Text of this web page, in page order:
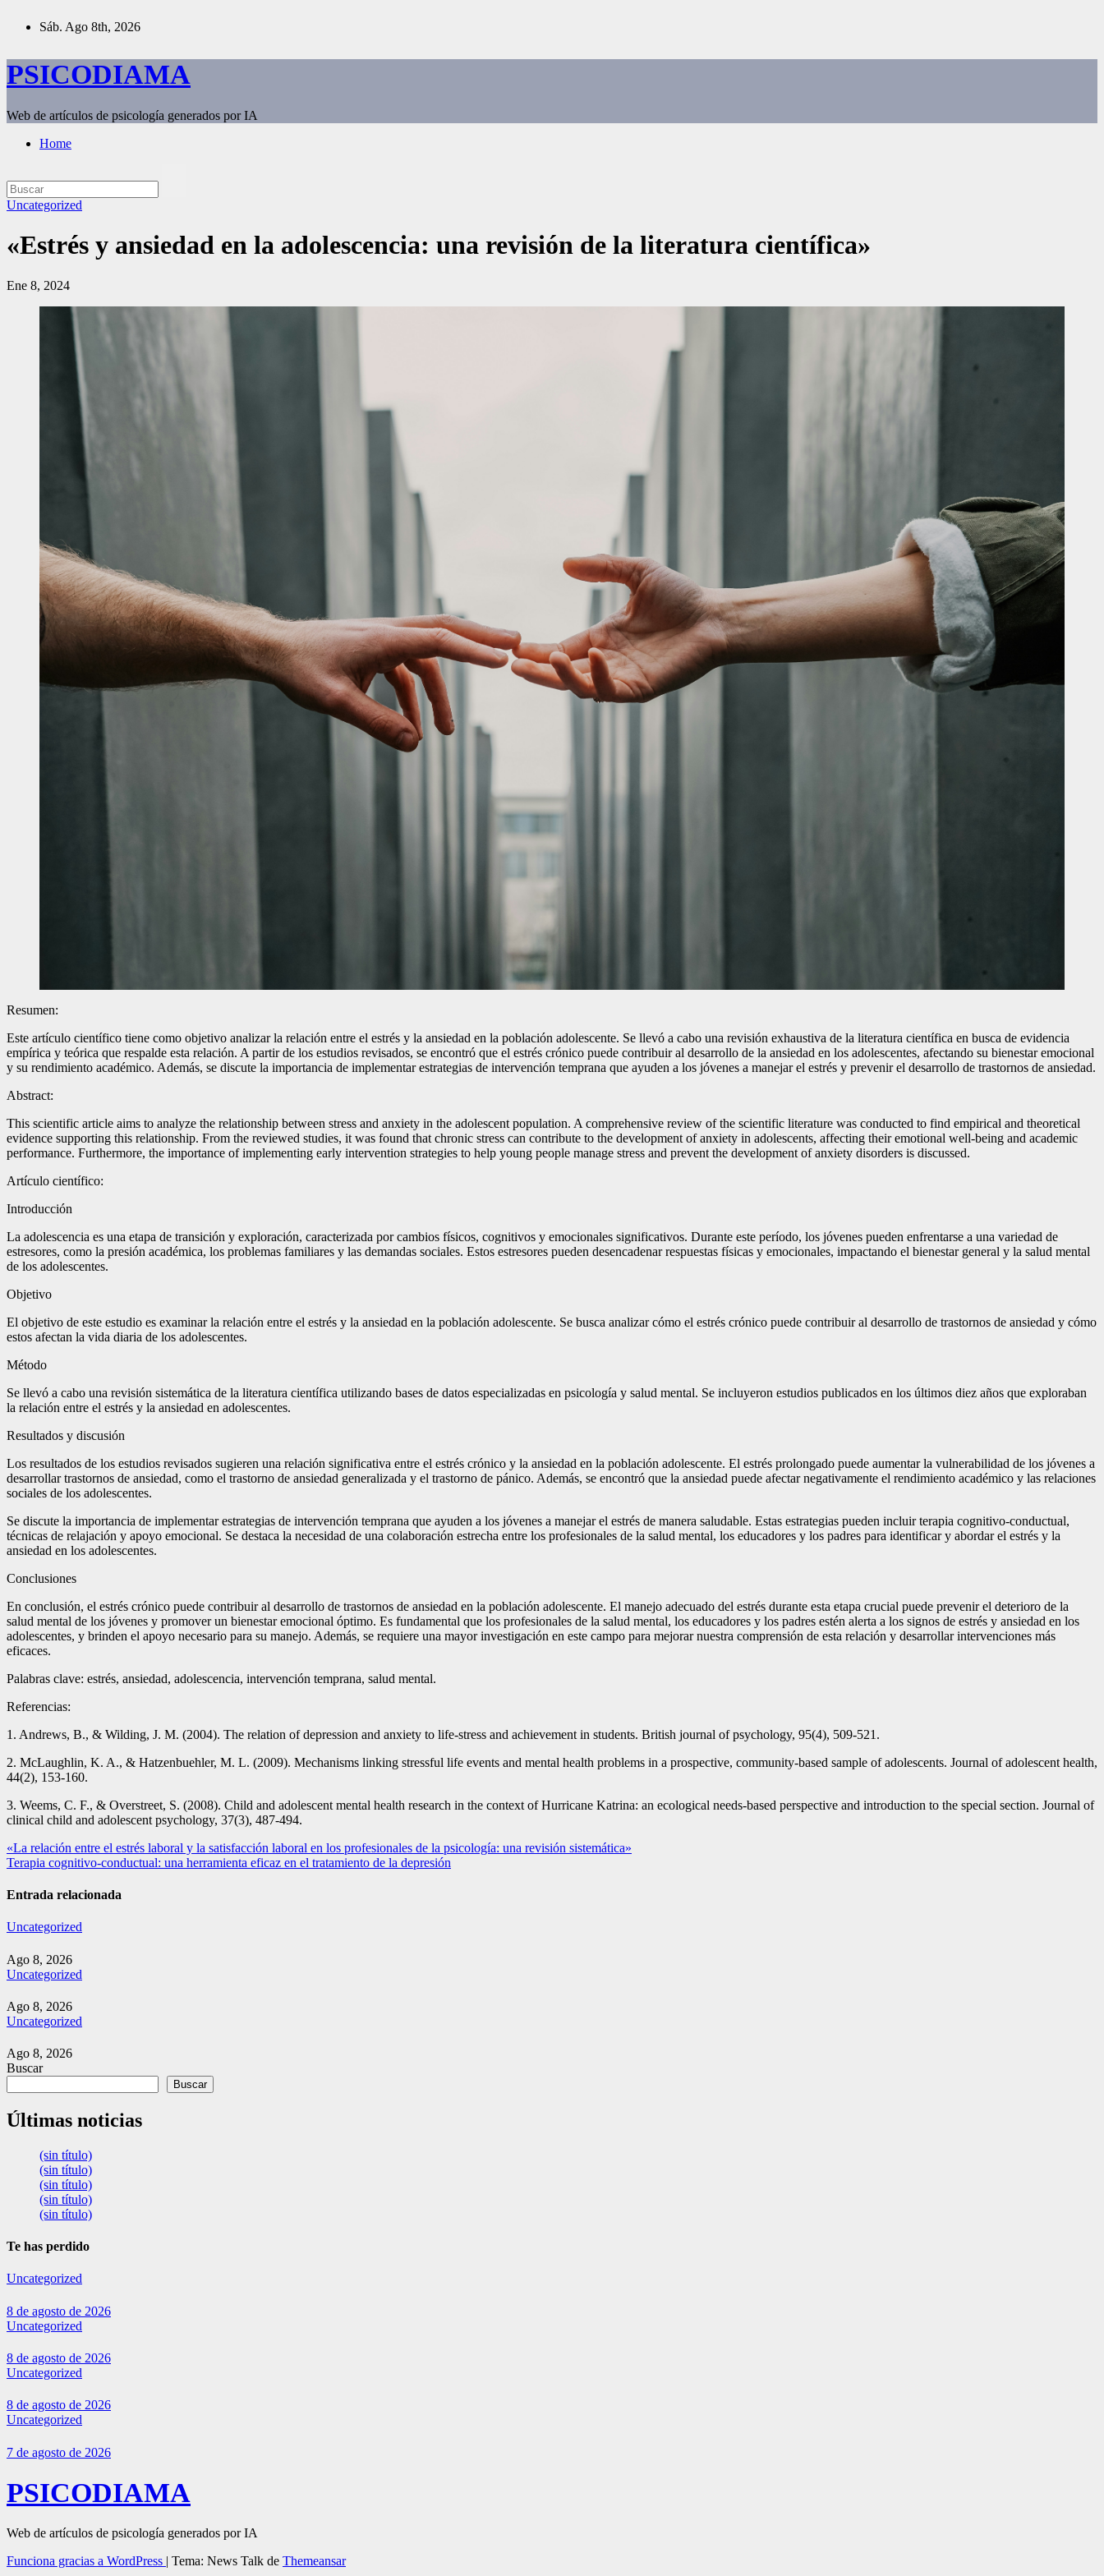
Sáb. Ago 8th, 2026
PSICODIAMA
Web de artículos de psicología generados por IA
Home
Uncategorized
«Estrés y ansiedad en la adolescencia: una revisión de la literatura científica»
Ene 8, 2024
Resumen:
Este artículo científico tiene como objetivo analizar la relación entre el estrés y la ansiedad en la población adolescente. Se llevó a cabo una revisión exhaustiva de la literatura científica en busca de evidencia
empírica y teórica que respalde esta relación. A partir de los estudios revisados, se encontró que el estrés crónico puede contribuir al desarrollo de la ansiedad en los adolescentes, afectando su bienestar emocional
y su rendimiento académico. Además, se discute la importancia de implementar estrategias de intervención temprana que ayuden a los jóvenes a manejar el estrés y prevenir el desarrollo de trastornos de ansiedad.
Abstract:
This scientific article aims to analyze the relationship between stress and anxiety in the adolescent population. A comprehensive review of the scientific literature was conducted to find empirical and theoretical
evidence supporting this relationship. From the reviewed studies, it was found that chronic stress can contribute to the development of anxiety in adolescents, affecting their emotional well-being and academic
performance. Furthermore, the importance of implementing early intervention strategies to help young people manage stress and prevent the development of anxiety disorders is discussed.
Artículo científico:
Introducción
La adolescencia es una etapa de transición y exploración, caracterizada por cambios físicos, cognitivos y emocionales significativos. Durante este período, los jóvenes pueden enfrentarse a una variedad de
estresores, como la presión académica, los problemas familiares y las demandas sociales. Estos estresores pueden desencadenar respuestas físicas y emocionales, impactando el bienestar general y la salud mental
de los adolescentes.
Objetivo
El objetivo de este estudio es examinar la relación entre el estrés y la ansiedad en la población adolescente. Se busca analizar cómo el estrés crónico puede contribuir al desarrollo de trastornos de ansiedad y cómo
estos afectan la vida diaria de los adolescentes.
Método
Se llevó a cabo una revisión sistemática de la literatura científica utilizando bases de datos especializadas en psicología y salud mental. Se incluyeron estudios publicados en los últimos diez años que exploraban
la relación entre el estrés y la ansiedad en adolescentes.
Resultados y discusión
Los resultados de los estudios revisados sugieren una relación significativa entre el estrés crónico y la ansiedad en la población adolescente. El estrés prolongado puede aumentar la vulnerabilidad de los jóvenes a
desarrollar trastornos de ansiedad, como el trastorno de ansiedad generalizada y el trastorno de pánico. Además, se encontró que la ansiedad puede afectar negativamente el rendimiento académico y las relaciones
sociales de los adolescentes.
Se discute la importancia de implementar estrategias de intervención temprana que ayuden a los jóvenes a manejar el estrés de manera saludable. Estas estrategias pueden incluir terapia cognitivo-conductual,
técnicas de relajación y apoyo emocional. Se destaca la necesidad de una colaboración estrecha entre los profesionales de la salud mental, los educadores y los padres para identificar y abordar el estrés y la
ansiedad en los adolescentes.
Conclusiones
En conclusión, el estrés crónico puede contribuir al desarrollo de trastornos de ansiedad en la población adolescente. El manejo adecuado del estrés durante esta etapa crucial puede prevenir el deterioro de la
salud mental de los jóvenes y promover un bienestar emocional óptimo. Es fundamental que los profesionales de la salud mental, los educadores y los padres estén alerta a los signos de estrés y ansiedad en los
adolescentes, y brinden el apoyo necesario para su manejo. Además, se requiere una mayor investigación en este campo para mejorar nuestra comprensión de esta relación y desarrollar intervenciones más
eficaces.
Palabras clave: estrés, ansiedad, adolescencia, intervención temprana, salud mental.
Referencias:
1. Andrews, B., & Wilding, J. M. (2004). The relation of depression and anxiety to life‐stress and achievement in students. British journal of psychology, 95(4), 509-521.
2. McLaughlin, K. A., & Hatzenbuehler, M. L. (2009). Mechanisms linking stressful life events and mental health problems in a prospective, community-based sample of adolescents. Journal of adolescent health,
44(2), 153-160.
3. Weems, C. F., & Overstreet, S. (2008). Child and adolescent mental health research in the context of Hurricane Katrina: an ecological needs-based perspective and introduction to the special section. Journal of
clinical child and adolescent psychology, 37(3), 487-494.
Navegación
de
entradas
«La relación entre el estrés laboral y la satisfacción laboral en los profesionales de la psicología: una revisión sistemática»
Terapia cognitivo-conductual: una herramienta eficaz en el tratamiento de la depresión
Entrada relacionada
Uncategorized
Ago 8, 2026
Uncategorized
Ago 8, 2026
Uncategorized
Ago 8, 2026
Buscar
Buscar
Últimas noticias
(sin título)
(sin título)
(sin título)
(sin título)
(sin título)
Te has perdido
Uncategorized
8 de agosto de 2026
Uncategorized
8 de agosto de 2026
Uncategorized
8 de agosto de 2026
Uncategorized
7 de agosto de 2026
PSICODIAMA
Web de artículos de psicología generados por IA
Funciona gracias a WordPress | Tema: News Talk de Themeansar